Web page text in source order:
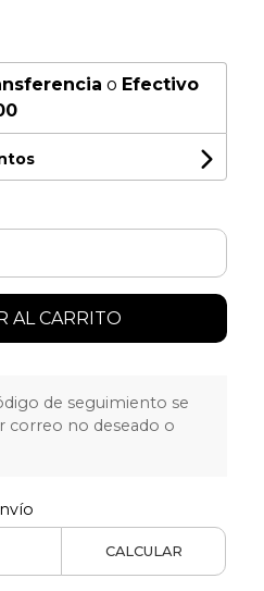
o Efectivo
AL CARRITO
de seguimiento se
correo no deseado o
CALCULAR